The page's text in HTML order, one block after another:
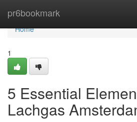
pr6bookmark
Home
Home
1
5 Essential
Lachgas